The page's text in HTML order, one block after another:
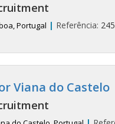
Portugal | Referência:
Viana do Castelo